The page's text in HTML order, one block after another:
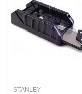
STANLEY